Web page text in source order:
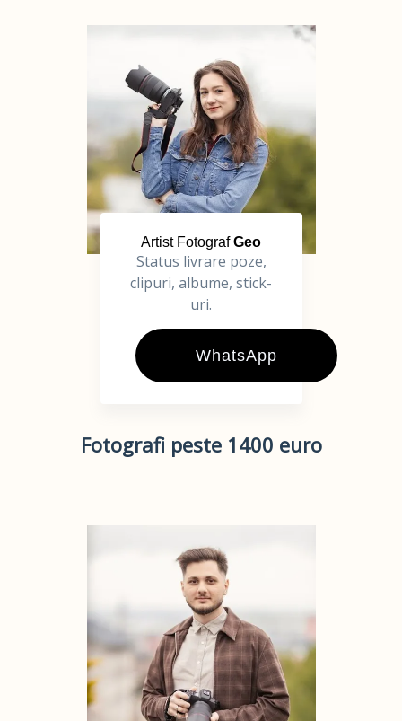
Artist FotografGeo
Status livrare poze,
clipuri, albume, stick-
uri.
WhatsApp
Fotografi peste 1400 euro